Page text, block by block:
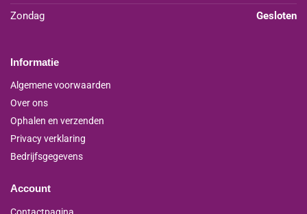
Zondag
Gesloten
Informatie
Algemene voorwaarden
Over ons
Ophalen en verzenden
Privacy verklaring
Bedrijfsgegevens
Account
Contactpagina